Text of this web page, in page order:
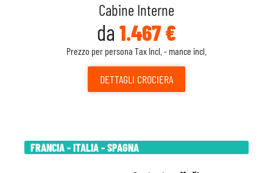
Cabine Interne
da 1.467 €
Prezzo per persona Tax Incl. - mance incl.
DETTAGLI CROCIERA
FRANCIA - ITALIA - SPAGNA